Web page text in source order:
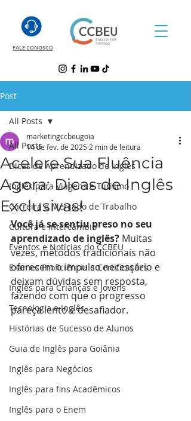
FALE CONOSCO
Post
All Posts
Dicas de Aprendizado de Inglês
Inglês para Viagens e Turismo
Carreira e Mercado de Trabalho
Cultura e Intercâmbio
Eventos e Notícias do CCBEU
Exames Proficiência e Certificações
Inglês para Crianças e Jovens
Tecnologia e Inglês
Histórias de Sucesso de Alunos
Guia de Inglês para Goiânia
Inglês para Negócios
Inglês para fins Acadêmicos
Inglês para o Enem
All Posts
Acelere Sua Fluência
Agora: Dicas de Inglês
Exclusivas!
marketingccbeugoia
14 de fev. de 2025 2 min de leitura
Você já se sentiu preso no seu
aprendizado de inglês? Muitas
vezes, métodos tradicionais não
oferecem o impulso necessário e
deixam dúvidas sem resposta,
fazendo com que o progresso
pareça lento e desafiador.